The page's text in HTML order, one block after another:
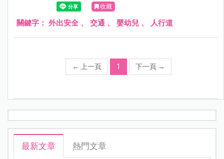
收藏
關鍵字： 外出安全 、 交通 、 嬰幼兒 、 人行道
← 上一頁 1 下一頁 →
最新文章 熱門文章